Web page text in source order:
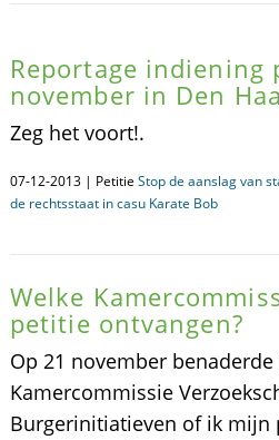
Reportage indiening
november in Den
Zeg het voort!.
07-12-2013 | Petitie Stop de aanslag van
de rechtsstaat in casu Karate Bob
Welke
petitie ontvangen?
Op 21 november benaderde
Kamercommissie
Burgerinitiatieven of ik mijn